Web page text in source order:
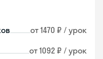
от 1470 ₽ / урок
от 1092 ₽ / урок